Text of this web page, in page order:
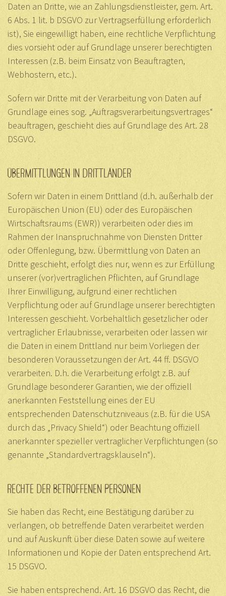
Daten an Dritte, wie an Zahlungsdienstleister, gem. Art.
6 Abs. 1 lit. b DSGVO zur Vertragserfüllung erforderlich
ist), Sie eingewilligt haben, eine rechtliche Verpflichtung
dies vorsieht oder auf Grundlage unserer berechtigten
Interessen (z.B. beim Einsatz von Beauftragten,
Webhostern, etc.).
Sofern wir Dritte mit der Verarbeitung von Daten auf
Grundlage eines sog. „Auftragsverarbeitungsvertrages“
beauftragen, geschieht dies auf Grundlage des Art. 28
DSGVO.
ÜBERMITTLUNGEN IN DRITTLÄNDER
Sofern wir Daten in einem Drittland (d.h. außerhalb der
Europäischen Union (EU) oder des Europäischen
Wirtschaftsraums (EWR)) verarbeiten oder dies im
Rahmen der Inanspruchnahme von Diensten Dritter
oder Offenlegung, bzw. Übermittlung von Daten an
Dritte geschieht, erfolgt dies nur, wenn es zur Erfüllung
unserer (vor)vertraglichen Pflichten, auf Grundlage
Ihrer Einwilligung, aufgrund einer rechtlichen
Verpflichtung oder auf Grundlage unserer berechtigten
Interessen geschieht. Vorbehaltlich gesetzlicher oder
vertraglicher Erlaubnisse, verarbeiten oder lassen wir
die Daten in einem Drittland nur beim Vorliegen der
besonderen Voraussetzungen der Art. 44 ff. DSGVO
verarbeiten. D.h. die Verarbeitung erfolgt z.B. auf
Grundlage besonderer Garantien, wie der offiziell
anerkannten Feststellung eines der EU
entsprechenden Datenschutzniveaus (z.B. für die USA
durch das „Privacy Shield“) oder Beachtung offiziell
anerkannter spezieller vertraglicher Verpflichtungen (so
genannte „Standardvertragsklauseln“).
RECHTE DER BETROFFENEN PERSONEN
Sie haben das Recht, eine Bestätigung darüber zu
verlangen, ob betreffende Daten verarbeitet werden
und auf Auskunft über diese Daten sowie auf weitere
Informationen und Kopie der Daten entsprechend Art.
15 DSGVO.
Sie haben entsprechend. Art. 16 DSGVO das Recht, die